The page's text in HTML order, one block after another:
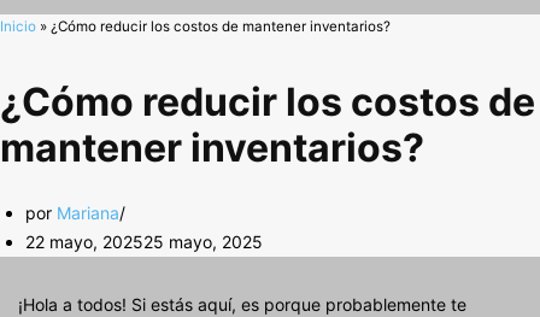
Inicio » ¿Cómo reducir los costos de mantener inventarios?
¿Cómo reducir los costos de
mantener inventarios?
por Mariana
22 mayo, 202525 mayo, 2025
¡Hola a todos! Si estás aquí, es porque probablemente te